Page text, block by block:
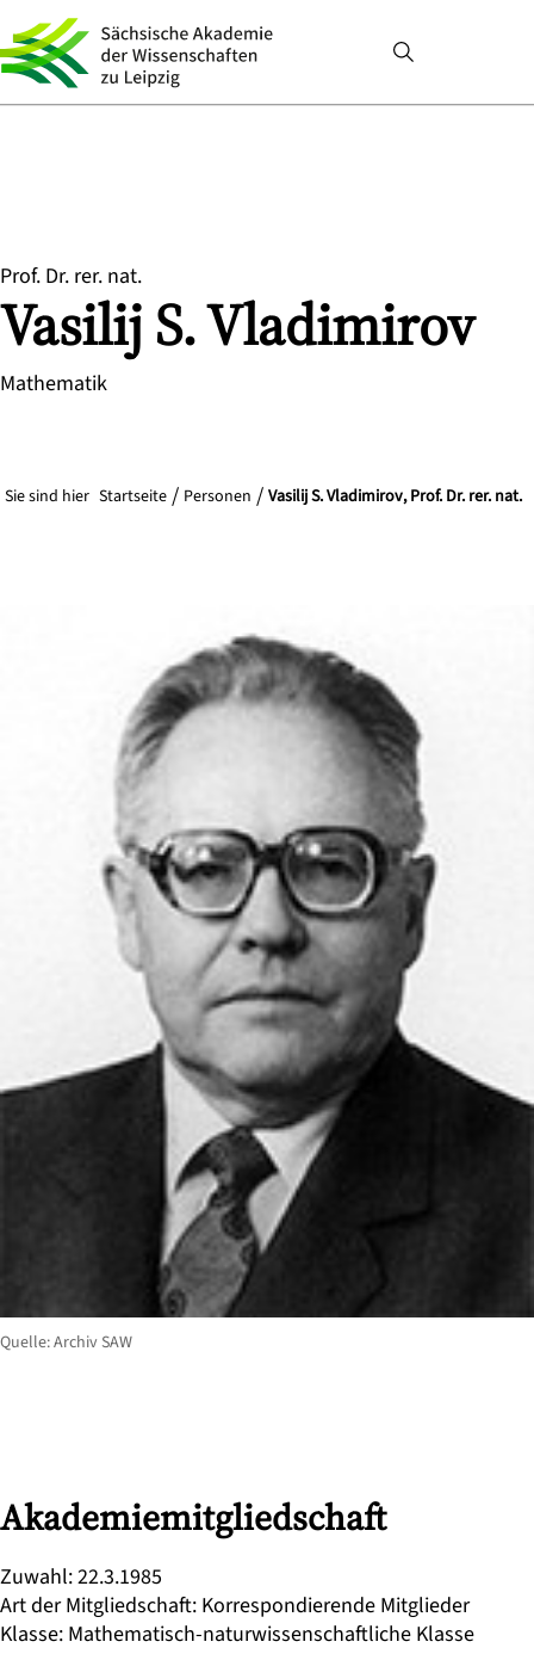
Prof. Dr. rer. nat.
Vasilij S.Vladimirov
Mathematik
Sie sind hier Startseite Personen Vasilij S. Vladimirov, Prof. Dr. rer. nat.
Akademiemitgliedschaft
Zuwahl:22.3.1985
Art der Mitgliedschaft: Korrespondierende Mitglieder
Klasse: Mathematisch-naturwissenschaftliche Klasse
Quelle: Archiv SAW